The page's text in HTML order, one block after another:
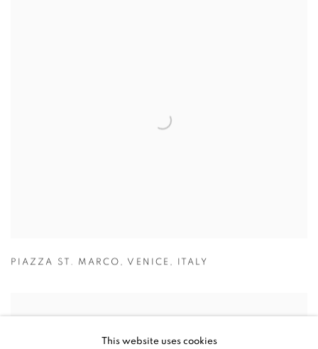
PIAZZA ST. MARCO VENICE ITALY
This website uses cookies